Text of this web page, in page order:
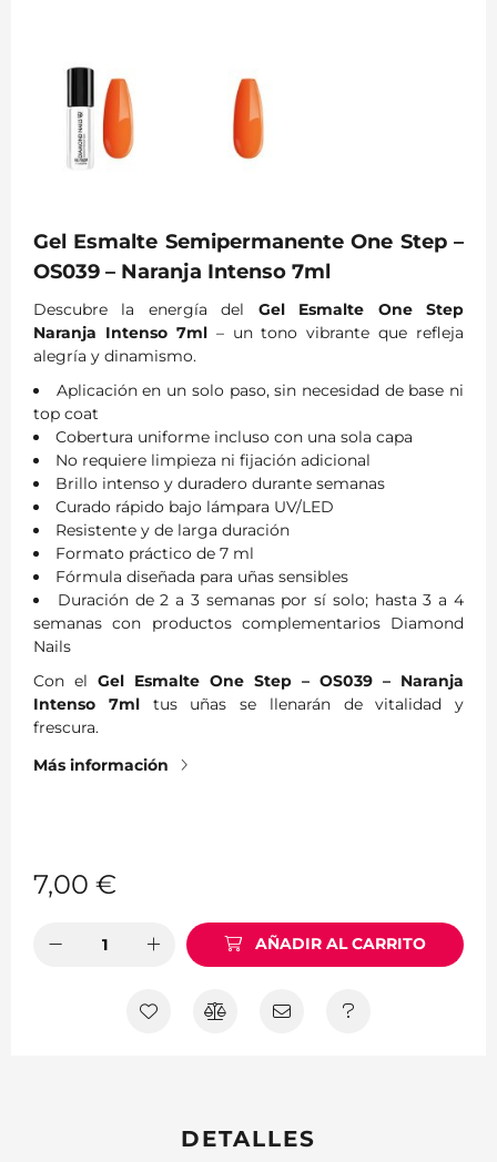
Gel Esmalte Semipermanente One Step –
OS039 – Naranja Intenso 7ml
Descubre la energía del Gel Esmalte One Step
Naranja Intenso 7ml– un tono vibrante que refleja
alegría y dinamismo.
Aplicación en un solo paso, sin necesidad de base ni
top coat
Cobertura uniforme incluso con una sola capa
No requiere limpieza ni fijación adicional
Brillo intenso y duradero durante semanas
Curado rápido bajo lámpara UV/LED
Resistente y de larga duración
Formato práctico de 7 ml
Fórmula diseñada para uñas sensibles
Duración de 2 a 3 semanas por sí solo; hasta 3 a 4
semanas con productos complementarios Diamond
Nails
Con el Gel Esmalte One Step – OS039 – Naranja
Intenso 7mltus uñas se llenarán de vitalidad y
frescura.
Más información
7,00 €
AÑADIR AL CARRITO
DETALLES